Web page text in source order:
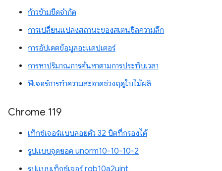
ก้าวข้ามขีดจำกัด
การเปลี่ยนแปลงสถานะของสเตนซิลความลึก
การอัปเดตข้อมูลอะแดปเตอร์
การหาปริมาณการค้นหาตามการประทับเวลา
ฟีเจอร์การทำความสะอาดช่วงฤดูใบไม้ผลิ
Chrome 119
เท็กซ์เจอร์แบบลอยตัว 32 บิตที่กรองได้
รูปแบบจุดยอด unorm10-10-10-2
รูปแบบเท็กซ์เจอร์ rgb10a2uint